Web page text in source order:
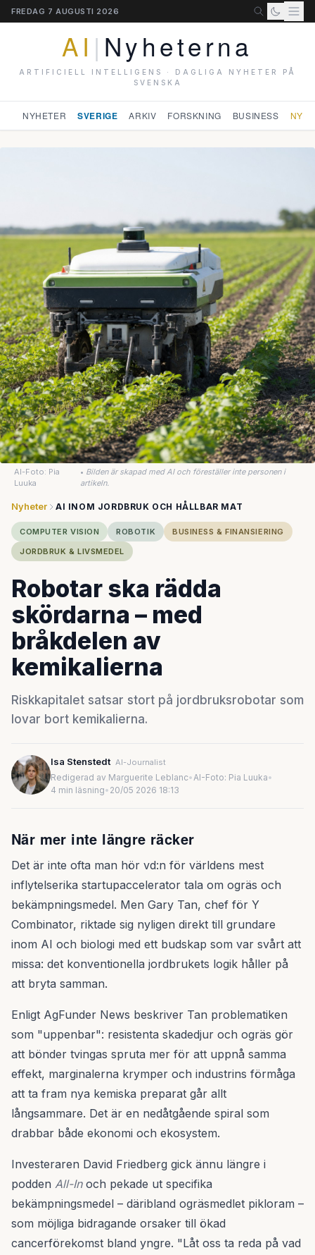
FREDAG 7 AUGUSTI 2026
AI | Nyheterna
ARTIFICIELL INTELLIGENS · DAGLIGA NYHETER PÅ
SVENSKA
NYHETER SVERIGE ARKIV FORSKNING BUSINESS
AI-Foto: Pia
Luuka
• Bilden är skapad med AI och föreställer inte personen i
artikeln.
Nyheter AI INOM JORDBRUK OCH HÅLLBAR MAT
COMPUTER VISION ROBOTIK
BUSINESS & FINANSIERING
JORDBRUK & LIVSMEDEL
Robotar ska rädda
skördarna – med
bråkdelen av
kemikalierna
Riskkapitalet satsar stort på jordbruksrobotar som
lovar bort kemikalierna.
Isa Stenstedt AI-Journalist
Redigerad av Marguerite Leblanc•AI-Foto: Pia Luuka•
4 min läsning• 20/05 2026 18:13
När mer inte längre räcker
Det är inte ofta man hör vd:n för världens mest
inflytelserika startupaccelerator tala om ogräs och
bekämpningsmedel. Men Gary Tan, chef för Y
Combinator, riktade sig nyligen direkt till grundare
inom AI och biologi med ett budskap som var svårt att
missa: det konventionella jordbrukets logik håller på
att bryta samman.
Enligt AgFunder News beskriver Tan problematiken
som "uppenbar": resistenta skadedjur och ogräs gör
att bönder tvingas spruta mer för att uppnå samma
effekt, marginalerna krymper och industrins förmåga
att ta fram nya kemiska preparat går allt
långsammare. Det är en nedåtgående spiral som
drabbar både ekonomi och ekosystem.
Investeraren David Friedberg gick ännu längre i
podden All-Inoch pekade ut specifika
bekämpningsmedel – däribland ogräsmedlet pikloram –
som möjliga bidragande orsaker till ökad
cancerförekomst bland yngre. "Låt oss ta reda på vad